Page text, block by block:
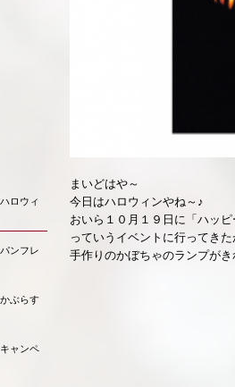
まいどはや～
今日はハロウィンやね～♪
おいら１０月１９日に「ハッ
っていうイベントに行ってき
手作りのかぼちゃのランプが
ロウィ
ンフレ
ぶらす
ャンペ